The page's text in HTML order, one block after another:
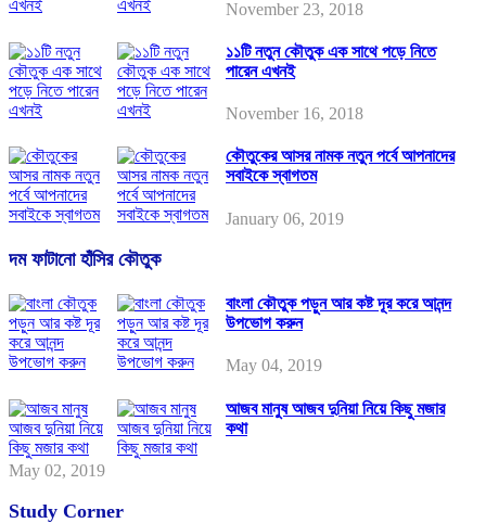
November 23, 2018
১১টি নতুন কৌতুক এক সাথে পড়ে নিতে
পারেন এখনই
November 16, 2018
কৌতুকের আসর নামক নতুন পর্বে আপনাদের
সবাইকে স্বাগতম
January 06, 2019
দম ফাটানো হাঁসির কৌতুক
বাংলা কৌতুক পড়ুন আর কষ্ট দূর করে আনন্দ
উপভোগ করুন
May 04, 2019
আজব মানুষ আজব দুনিয়া নিয়ে কিছু মজার
কথা
May 02, 2019
Study Corner